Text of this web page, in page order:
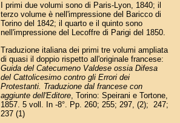
I primi due volumi sono di Paris-Lyon, 1840; il
terzo volume è nell'impressione del Baricco di
Torino del 1842; il quarto e il quinto sono
nell'impressione del Lecoffre di Parigi del 1850.
Traduzione italiana dei primi tre volumi ampliata
di quasi il doppio rispetto all'originale francese:
Guida del Catecumeno Valdese ossia Difesa
del Cattolicesimo contro gli Errori dei
Protestanti. Traduzione dal francese con
aggiunte dell'Editore, Torino: Speirani e Tortone,
1857. 5 voll. In -8°. Pp. 260; 255; 297, (2); 247;
237 (1)